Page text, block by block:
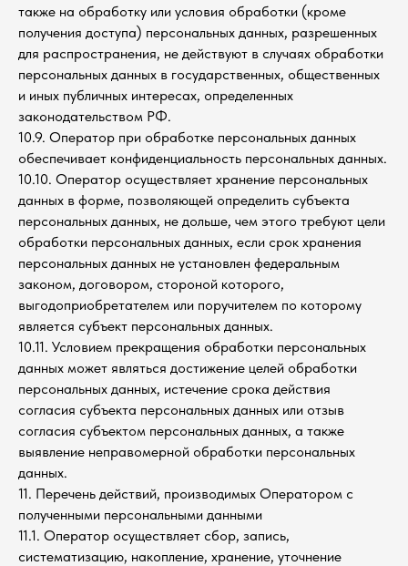
также на обработку или условия обработки (кроме
получения доступа) персональных данных, разрешенных
для распространения, не действуют в случаях обработки
персональных данных в государственных, общественных
и иных публичных интересах, определенных
законодательством РФ.
10.9. Оператор при обработке персональных данных
обеспечивает конфиденциальность персональных данных.
10.10. Оператор осуществляет хранение персональных
данных в форме, позволяющей определить субъекта
персональных данных, не дольше, чем этого требуют цели
обработки персональных данных, если срок хранения
персональных данных не установлен федеральным
законом, договором, стороной которого,
выгодоприобретателем или поручителем по которому
является субъект персональных данных.
10.11. Условием прекращения обработки персональных
данных может являться достижение целей обработки
персональных данных, истечение срока действия
согласия субъекта персональных данных или отзыв
согласия субъектом персональных данных, а также
выявление неправомерной обработки персональных
данных.
11. Перечень действий, производимых Оператором с
полученными персональными данными
11.1. Оператор осуществляет сбор, запись,
систематизацию, накопление, хранение, уточнение